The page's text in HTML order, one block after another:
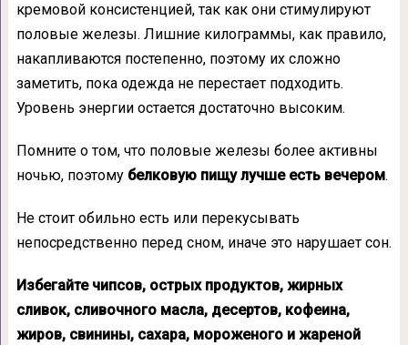
кремовой консистенцией, так как они стимулируют
половые железы. Лишние килограммы, как правило,
накапливаются постепенно, поэтому их сложно
заметить, пока одежда не перестает подходить.
Уровень энергии остается достаточно высоким.
Помните о том, что половые железы более активны
ночью, поэтомубелковую пищу лучше есть вечером.
Не стоит обильно есть или перекусывать
непосредственно перед сном, иначе это нарушает сон.
Избегайте чипсов, острых продуктов, жирных
сливок, сливочного масла, десертов, кофеина,
жиров, свинины, сахара, мороженого и жареной